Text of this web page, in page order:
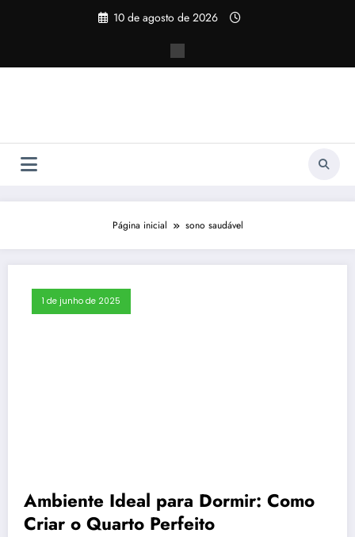
10 de agosto de 2026
Página inicial sono saudável
1 de junho de 2025
Ambiente Ideal para Dormir: Como
Criar o Quarto Perfeito